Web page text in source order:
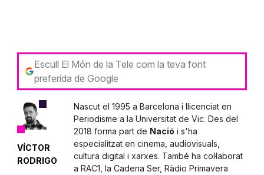
Escull El Món de la Tele com la teva font
preferida de Google
VÍCTOR
RODRIGO
Nascut el 1995 a Barcelona i llicenciat en
Periodisme a la Universitat de Vic. Des del
2018 forma part de Nació i s'ha
especialitzat en cinema, audiovisuals,
cultura digital i xarxes. També ha col·laborat
a RAC1, la Cadena Ser, Ràdio Primavera